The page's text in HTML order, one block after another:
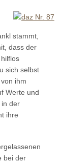
stammt,
dass der
sich selbst
ihm
Werte und
in der
ihre
bei der